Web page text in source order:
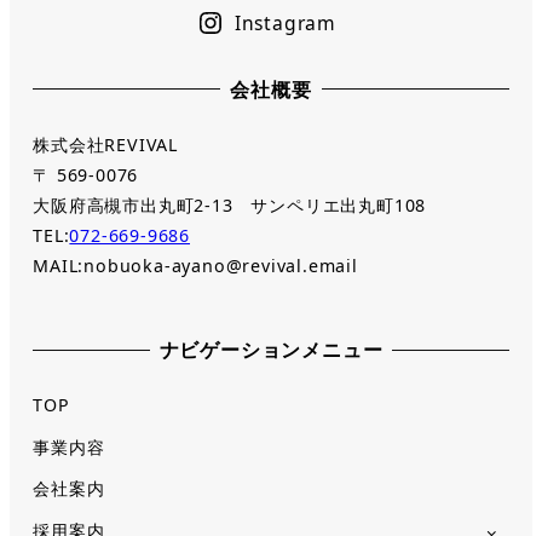
Instagram
会社概要
株式会社REVIVAL
〒 569-0076
大阪府高槻市出丸町2-13 サンペリエ出丸町108
TEL:072-669-9686
MAIL:nobuoka-ayano@revival.email
ナビゲーションメニュー
TOP
事業内容
会社案内
採用案内